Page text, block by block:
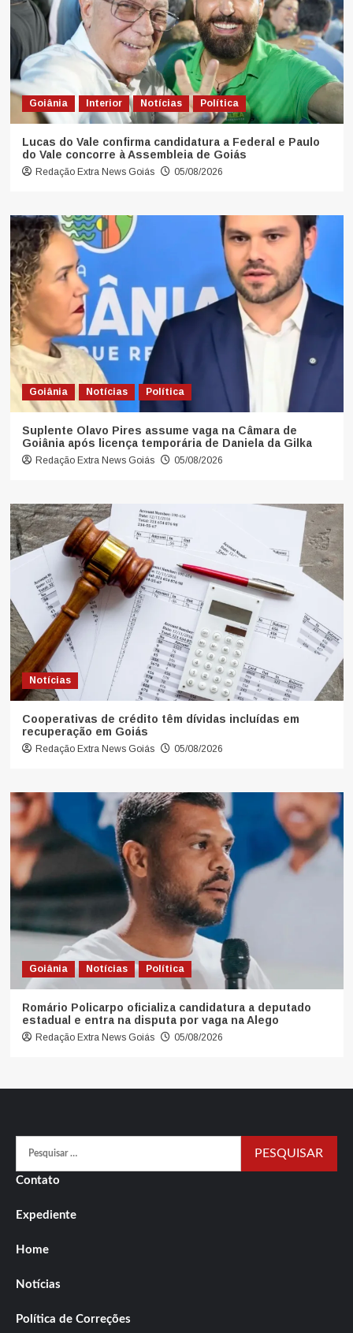
Goiânia Interior Notícias Política
Lucas do Vale confirma candidatura a Federal e Paulo
do Vale concorre à Assembleia de Goiás
Redação Extra News Goiás 05/08/2026
Goiânia Notícias Política
Suplente Olavo Pires assume vaga na Câmara de
Goiânia após licença temporária de Daniela da Gilka
Redação Extra News Goiás 05/08/2026
Notícias
Cooperativas de crédito têm dívidas incluídas em
recuperação em Goiás
Redação Extra News Goiás 05/08/2026
Goiânia Notícias Política
Romário Policarpo oficializa candidatura a deputado
estadual e entra na disputa por vaga na Alego
Redação Extra News Goiás 05/08/2026
por:
Contato
Expediente
Home
Notícias
Política de Correções